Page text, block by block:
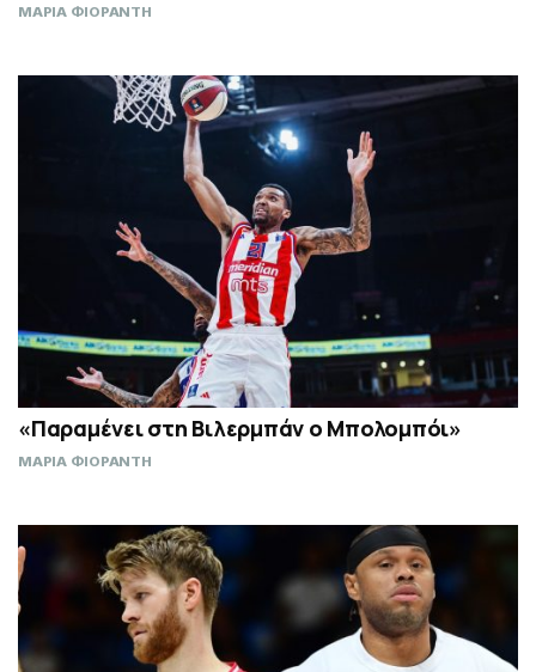
ΜΑΡΙΑ ΦΙΟΡΑΝΤΗ
«Παραμένει στη Βιλερμπάν ο Μπολομπόι»
ΜΑΡΙΑ ΦΙΟΡΑΝΤΗ